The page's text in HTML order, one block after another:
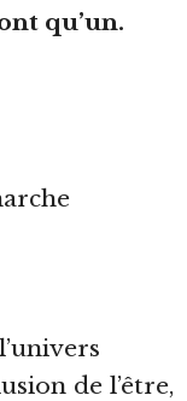
qu’un.
de l’être,